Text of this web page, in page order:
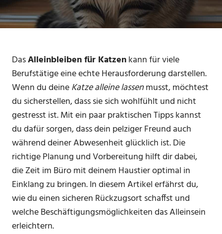
DasAlleinbleiben für Katzenkann für viele
Berufstätige eine echte Herausforderung darstellen.
Wenn du deineKatze alleine lassenmusst, möchtest
du sicherstellen, dass sie sich wohlfühlt und nicht
gestresst ist. Mit ein paar praktischen Tipps kannst
du dafür sorgen, dass dein pelziger Freund auch
während deiner Abwesenheit glücklich ist. Die
richtige Planung und Vorbereitung hilft dir dabei,
die Zeit im Büro mit deinem Haustier optimal in
Einklang zu bringen. In diesem Artikel erfährst du,
wie du einen sicheren Rückzugsort schaffst und
welche Beschäftigungsmöglichkeiten das Alleinsein
erleichtern.